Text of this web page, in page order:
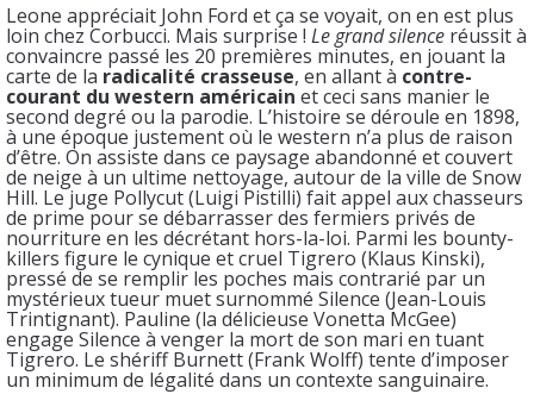
Leone appréciait John Ford et ça se voyait, on en est plus
loin chez Corbucci. Mais surprise ! Le grand silence réussit à
convaincre passé les 20 premières minutes, en jouant la
carte de la radicalité crasseuse, en allant à contre-
courant du western américain et ceci sans manier le
second degré ou la parodie. L’histoire se déroule en 1898,
à une époque justement où le western n’a plus de raison
d’être. On assiste dans ce paysage abandonné et couvert
de neige à un ultime nettoyage, autour de la ville de Snow
Hill. Le juge Pollycut (Luigi Pistilli) fait appel aux chasseurs
de prime pour se débarrasser des fermiers privés de
nourriture en les décrétant hors-la-loi. Parmi les bounty-
killers figure le cynique et cruel Tigrero (Klaus Kinski),
pressé de se remplir les poches mais contrarié par un
mystérieux tueur muet surnommé Silence (Jean-Louis
Trintignant). Pauline (la délicieuse Vonetta McGee)
engage Silence à venger la mort de son mari en tuant
Tigrero. Le shériff Burnett (Frank Wolff) tente d’imposer
un minimum de légalité dans un contexte sanguinaire.